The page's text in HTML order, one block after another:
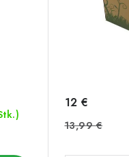
12 €
13,99 €